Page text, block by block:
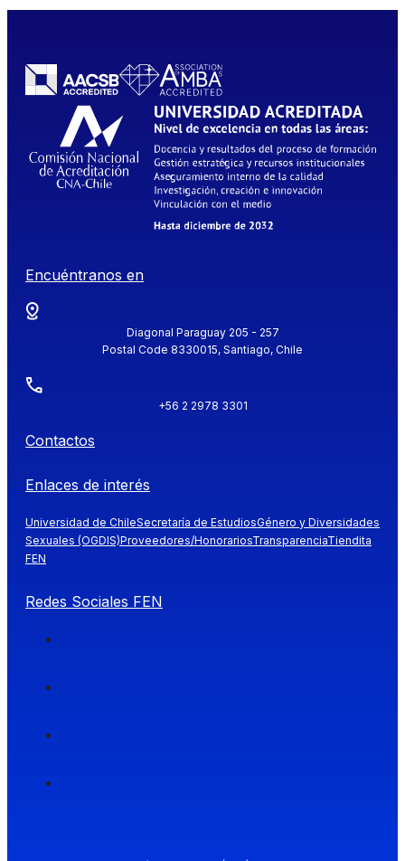
Encuéntranos en
Diagonal Paraguay 205 - 257
Postal Code 8330015, Santiago, Chile
+56 2 2978 3301
Contactos
Enlaces de interés
Universidad de ChileSecretaría de EstudiosGénero y Diversidades
Sexuales (OGDIS)Proveedores/HonorariosTransparenciaTiendita
FEN
Redes Sociales FEN